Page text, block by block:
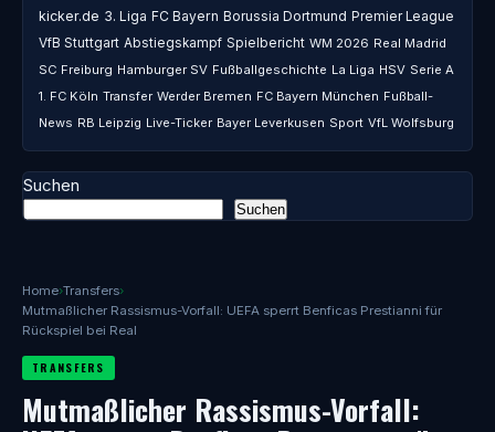
Home›Transfers›
Mutmaßlicher Rassismus-Vorfall: UEFA sperrt Benficas Prestianni für
Rückspiel bei Real
TRANSFERS
Mutmaßlicher Rassismus-Vorfall:
kicker.de 3. Liga FC Bayern Borussia Dortmund Premier League
VfB Stuttgart Abstiegskampf Spielbericht WM 2026 Real Madrid
SC Freiburg Hamburger SV Fußballgeschichte La Liga HSV Serie A
1. FC Köln Transfer Werder Bremen FC Bayern München Fußball-
News RB Leipzig Live-Ticker Bayer Leverkusen Sport VfL Wolfsburg
Suchen
Suchen